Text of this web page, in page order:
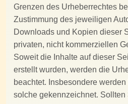
Grenzen des Urheberrechtes
Zustimmung des jeweiligen
Downloads und Kopien dieser
privaten, nicht kommerziellen
Soweit die Inhalte auf dieser
erstellt wurden, werden die
beachtet. Insbesondere
solche gekennzeichnet. Sollten